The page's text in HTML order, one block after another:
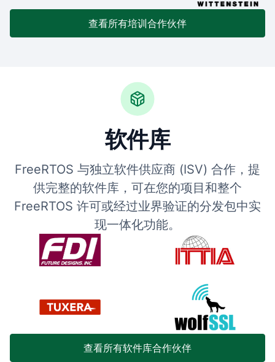
查看所有培训合作伙伴
软件库
FreeRTOS 与独立软件供应商 (ISV) 合作，提
供完整的软件库，可在您的项目和整个
FreeRTOS 许可或经过业界验证的分发包中实
现一体化功能。
查看所有软件库合作伙伴